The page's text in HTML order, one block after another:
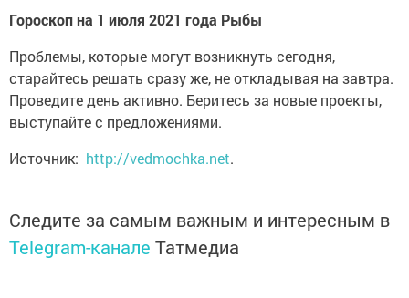
Гороскоп на 1 июля 2021 года Рыбы
Проблемы, которые могут возникнуть сегодня,
старайтесь решать сразу же, не откладывая на завтра.
Проведите день активно. Беритесь за новые проекты,
выступайте с предложениями.
Источник: http://vedmochka.net.
Следите за самым важным и интересным в
Telegram-канале Татмедиа